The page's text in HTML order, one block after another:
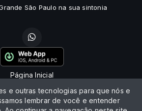
São Paulo na sua sintonia
Página Inicial
Vídeos
e outras tecnologias para que nós e
lembrar de você e entender